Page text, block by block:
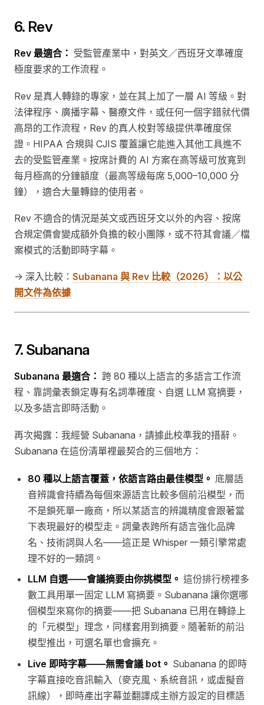
6. Rev
Rev 最適合： 受監管產業中，對英文／西班牙文準確度
極度要求的工作流程。
Rev 是真人轉錄的專家，並在其上加了一層 AI 等級。對
法律程序、廣播字幕、醫療文件，或任何一個字錯就代價
高昂的工作流程，Rev 的真人校對等級提供準確度保
證。HIPAA 合規與 CJIS 覆蓋讓它能進入其他工具進不
去的受監管產業。按席計費的 AI 方案在高等級可放寬到
每月極高的分鐘額度（最高等級每席 5,000–10,000 分
鐘），適合大量轉錄的使用者。
Rev 不適合的情況是英文或西班牙文以外的內容、按席
合規定價會變成額外負擔的較小團隊，或不符其會議／檔
案模式的活動即時字幕。
→ 深入比較： Subanana 與 Rev 比較（2026）：以公
開文件為依據
7. Subanana
Subanana 最適合： 跨 80 種以上語言的多語言工作流
程、靠詞彙表鎖定專有名詞準確度、自選 LLM 寫摘要，
以及多語言即時活動。
再次揭露：我經營 Subanana，請據此校準我的措辭。
Subanana 在這份清單裡最契合的三個地方：
80 種以上語言覆蓋，依語言路由最佳模型。 底層語
音辨識會持續為每個來源語言比較多個前沿模型，而
不是鎖死單一廠商，所以某語言的辨識精度會跟著當
下表現最好的模型走。詞彙表跨所有語言強化品牌
名、技術詞與人名——這正是 Whisper 一類引擎常處
理不好的一類詞。
LLM 自選——會議摘要由你挑模型。 這份排行榜裡多
數工具用單一固定 LLM 寫摘要。Subanana 讓你選哪
個模型來寫你的摘要——把 Subanana 已用在轉錄上
的「元模型」理念，同樣套用到摘要。隨著新的前沿
模型推出，可選名單也會擴充。
Live 即時字幕——無需會議 bot。 Subanana 的即時
字幕直接吃音訊輸入（麥克風、系統音訊，或虛擬音
訊線），即時產出字幕並翻譯成主辦方設定的目標語